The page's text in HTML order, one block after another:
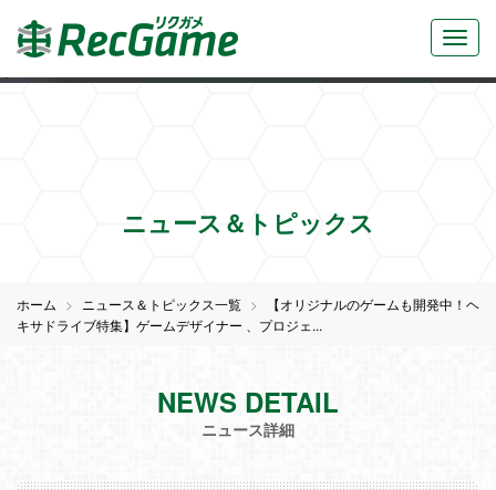
株式会社ヘキサドライブの求人をまとめました！プログラ
ミ..."> 株式会社ヘキサドライブの求人をまとめました！プログ
ニュース＆トピックス
ホーム ニュース＆トピックス一覧
【オリジナルのゲームも開発中！ヘ
キサドライブ特集】ゲームデザイナー 、プロジェ...
NEWS DETAIL
ニュース詳細